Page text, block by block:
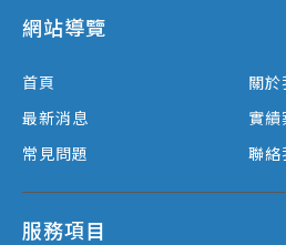
網站導覽
首頁
關於
最新消息
實績
常見問題
聯絡
服務項目